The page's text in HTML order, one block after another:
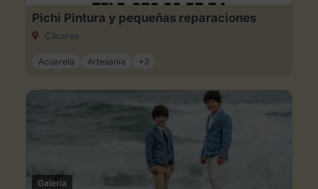
Pichi Pintura y pequeñas reparaciones
Cáceres
Acuarela Artesanía +3
Galería